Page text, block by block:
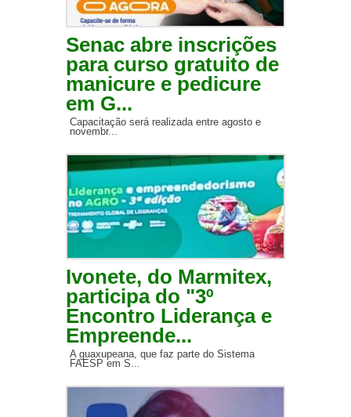
Senac abre inscrições
para curso gratuito de
manicure e pedicure
em G...
Capacitação será realizada entre agosto e
novembr...
Ivonete, do Marmitex,
participa do "3º
Encontro Liderança e
Empreende...
A guaxupeana, que faz parte do Sistema
FAESP em S...